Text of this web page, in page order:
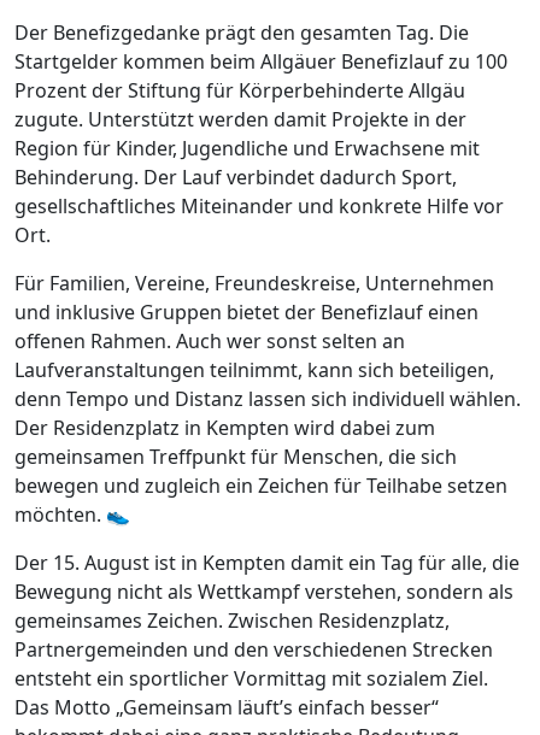
Der Benefizgedanke prägt den gesamten Tag. Die
Startgelder kommen beim Allgäuer Benefizlauf zu 100
Prozent der Stiftung für Körperbehinderte Allgäu
zugute. Unterstützt werden damit Projekte in der
Region für Kinder, Jugendliche und Erwachsene mit
Behinderung. Der Lauf verbindet dadurch Sport,
gesellschaftliches Miteinander und konkrete Hilfe vor
Ort.
Für Familien, Vereine, Freundeskreise, Unternehmen
und inklusive Gruppen bietet der Benefizlauf einen
offenen Rahmen. Auch wer sonst selten an
Laufveranstaltungen teilnimmt, kann sich beteiligen,
denn Tempo und Distanz lassen sich individuell wählen.
Der Residenzplatz in Kempten wird dabei zum
gemeinsamen Treffpunkt für Menschen, die sich
bewegen und zugleich ein Zeichen für Teilhabe setzen
möchten. 👟
Der 15. August ist in Kempten damit ein Tag für alle, die
Bewegung nicht als Wettkampf verstehen, sondern als
gemeinsames Zeichen. Zwischen Residenzplatz,
Partnergemeinden und den verschiedenen Strecken
entsteht ein sportlicher Vormittag mit sozialem Ziel.
Das Motto „Gemeinsam läuft’s einfach besser“